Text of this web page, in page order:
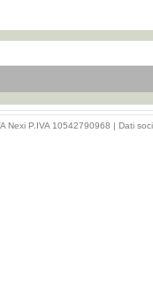
Nexi P.IVA 10542790968 | Dati